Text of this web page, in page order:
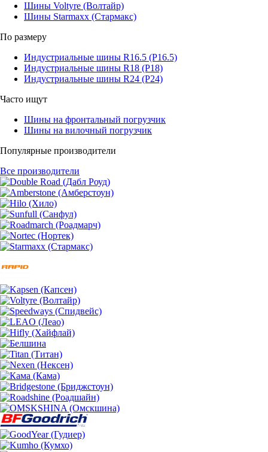
Шины Voltyre (Волтайр)
Шины Starmaxx (Стармакс)
По размеру
Индустриальные шины R16.5 (Р16.5)
Индустриальные шины R18 (Р18)
Индустриальные шины R24 (Р24)
Часто ищут
Шины на фронтальный погрузчик
Шины на вилочный погрузчик
Популярные производители
Все производители